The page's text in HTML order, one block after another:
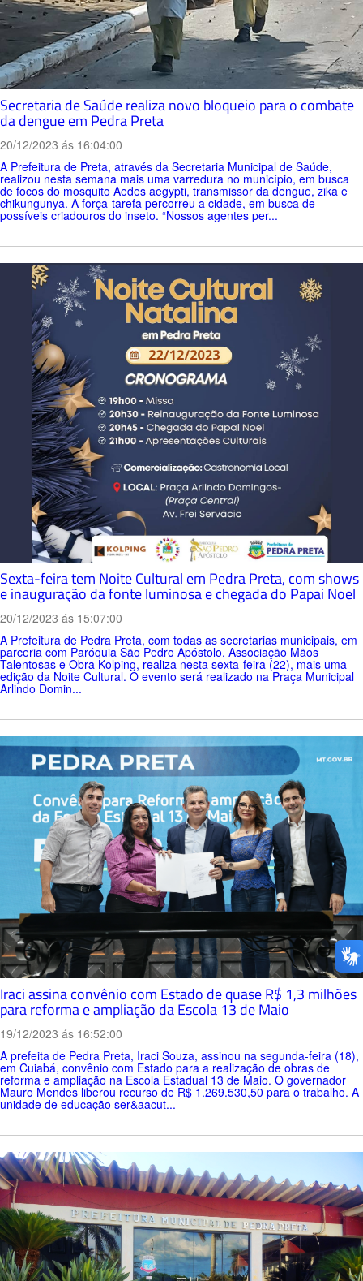
Secretaria de Saúde realiza novo bloqueio para o combate
da dengue em Pedra Preta
20/12/2023 ás 16:04:00
A Prefeitura de Preta, através da Secretaria Municipal de Saúde,
realizou nesta semana mais uma varredura no município, em busca
de focos do mosquito Aedes aegypti, transmissor da dengue, zika e
chikungunya. A força-tarefa percorreu a cidade, em busca de
possíveis criadouros do inseto. “Nossos agentes per...
Sexta-feira tem Noite Cultural em Pedra Preta, com shows
e inauguração da fonte luminosa e chegada do Papai Noel
20/12/2023 ás 15:07:00
A Prefeitura de Pedra Preta, com todas as secretarias municipais, em
parceria com Paróquia São Pedro Apóstolo, Associação Mãos
Talentosas e Obra Kolping, realiza nesta sexta-feira (22), mais uma
edição da Noite Cultural. O evento será realizado na Praça Municipal
Arlindo Domin...
Iraci assina convênio com Estado de quase R$ 1,3 milhões
para reforma e ampliação da Escola 13 de Maio
19/12/2023 ás 16:52:00
A prefeita de Pedra Preta, Iraci Souza, assinou na segunda-feira (18),
em Cuiabá, convênio com Estado para a realização de obras de
reforma e ampliação na Escola Estadual 13 de Maio. O governador
Mauro Mendes liberou recurso de R$ 1.269.530,50 para o trabalho. A
unidade de educação ser&aacut...